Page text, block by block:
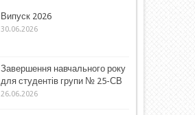
Випуск 2026
30.06.2026
Завершення навчального року
для студентів групи № 25-СВ
26.06.2026